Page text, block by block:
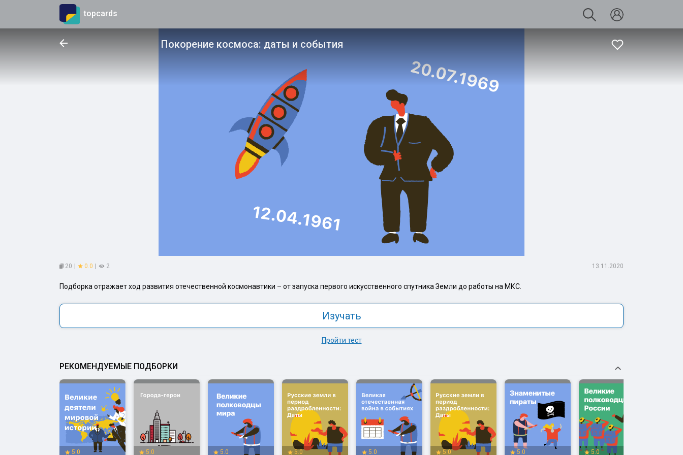
topcards
Покорение космоса: даты и события
20 | 0.0 | 2 13.11.2020
Подборка отражает ход развития отечественной космонавтики – от запуска первого искусственного спутника Земли до работы на МКС.
Изучать
Пройти тест
РЕКОМЕНДУЕМЫЕ ПОДБОРКИ
5.0 5.0 5.0 5.0 5.0 5.0 5.0 5.0